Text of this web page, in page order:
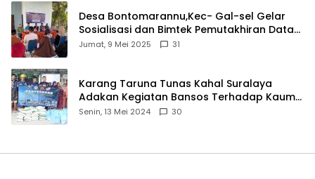
Desa Bontomarannu,Kec- Gal-sel Gelar
Sosialisasi dan Bimtek Pemutakhiran Data
ID
Jumat, 9 Mei 2025 31
Karang Taruna Tunas Kahal Suralaya
Adakan Kegiatan Bansos Terhadap Kaum
Dhuafa dan Anak Yatim-Piatu
Senin, 13 Mei 2024 30